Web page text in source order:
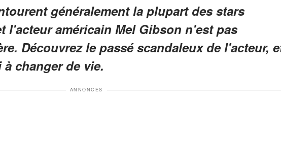
généralement la plupart des stars
l'acteur américain Mel Gibson n'est pas
Découvrez le passé scandaleux de l'acteur,
changer de vie.
ANNONCES